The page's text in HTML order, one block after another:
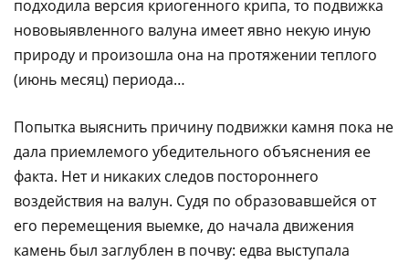
подходила версия криогенного крипа, то подвижка
нововыявленного валуна имеет явно некую иную
природу и произошла она на протяжении теплого
(июнь месяц) периода…
Попытка выяснить причину подвижки камня пока не
дала приемлемого убедительного объяснения ее
факта. Нет и никаких следов постороннего
воздействия на валун. Судя по образовавшейся от
его перемещения выемке, до начала движения
камень был заглублен в почву: едва выступала